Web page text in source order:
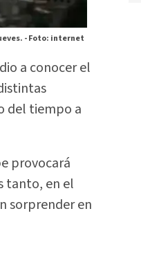
-Foto: internet
a conocer el
del tiempo a
provocará
tanto, en el
sorprender en